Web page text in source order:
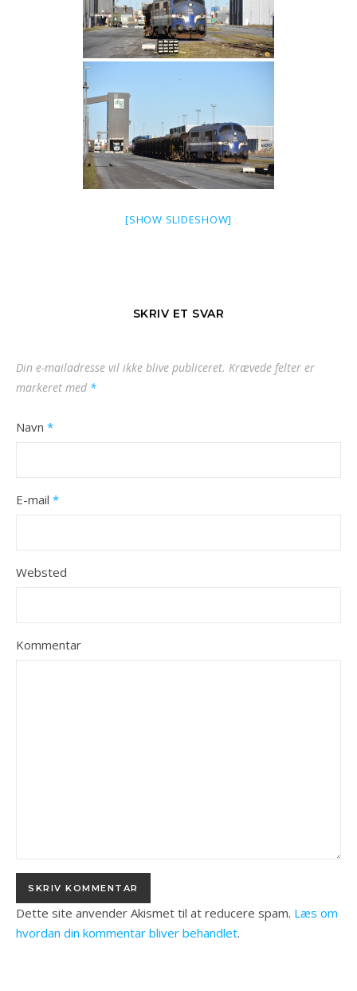
[SHOW SLIDESHOW]
SKRIV ET SVAR
Din e-mailadresse vil ikke blive publiceret. Krævede felter er
markeret med *
Navn *
E-mail *
Websted
Kommentar
Dette site anvender Akismet til at reducere spam. Læs om
hvordan din kommentar bliver behandlet.